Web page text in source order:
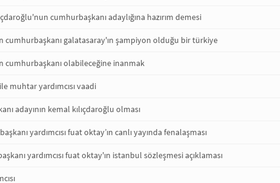
cumhurbaşkanı adaylığına hazırım demesi
cumhurbaşkanı galatasaray'ın şampiyon olduğu bir türkiye
cumhurbaşkanı olabileceğine inanmak
muhtar yardımcısı vaadi
adayının kemal kılıçdaroğlu olması
yardımcısı fuat oktay’ın canlı yayında fenalaşması
yardımcısı fuat oktay'ın istanbul sözleşmesi açıklaması